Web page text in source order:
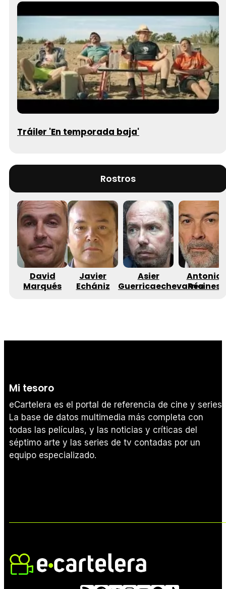
Tráiler 'En temporada baja'
Rostros
David
Marqués
Javier
Echániz
Asier
Guerricaechevarría
Antonio
Resines
Mi tesoro
eCartelera es el portal de referencia de cine y series.
La base de datos multimedia más completa con
todas las películas, y las noticias y críticas del
séptimo arte y las series de tv contadas por un
equipo especializado.